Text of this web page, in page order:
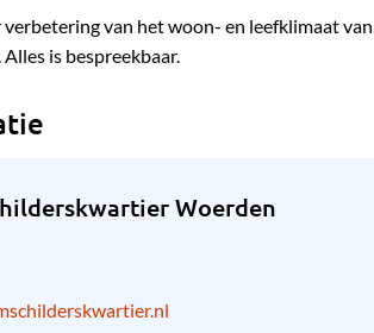
van het woon- en leefklimaat
is bespreekbaar.
Woerden